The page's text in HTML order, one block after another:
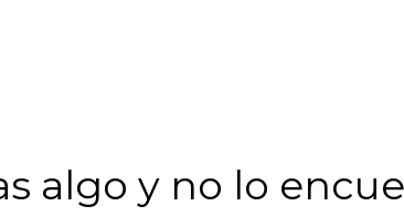
algo y no lo